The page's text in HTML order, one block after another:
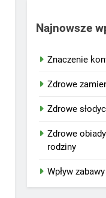
Najnowsze
Znaczenie
Zdrowe
Zdrowe
Zdrowe
rodziny
Wpływ